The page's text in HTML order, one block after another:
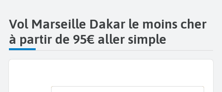
Vol Marseille Dakar le moins cher
à partir de 95€ aller simple